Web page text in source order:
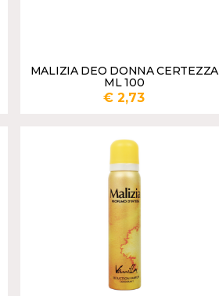
MALIZIA DEO DONNA CERTEZZA
ML 100
€ 2,73